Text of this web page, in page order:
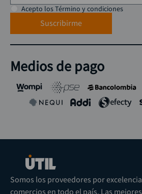
Acepto los Término y condiciones
Suscribirme
Medios de pago
Somos los proveedores por
comercios en todo el país. Las